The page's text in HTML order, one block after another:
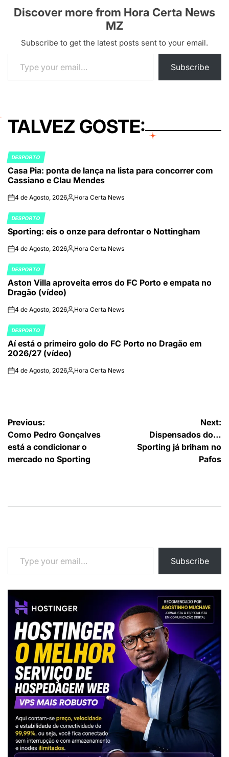
Discover more from Hora Certa News
MZ
Subscribe to get the latest posts sent to your email.
Type your email…
Subscribe
TALVEZ GOSTE:
POSTED
IN
DESPORTO
Casa Pia: ponta de lança na lista para concorrer com
Cassiano e Clau Mendes
on4 de Agosto, 2026Publicado
Hora Certa News
POSTED
IN
DESPORTO
Sporting: eis o onze para defrontar o Nottingham
on4 de Agosto, 2026Publicado
Hora Certa News
POSTED
IN
DESPORTO
Aston Villa aproveita erros do FC Porto e empata no
Dragão (vídeo)
on4 de Agosto, 2026Publicado
Hora Certa News
POSTED
IN
DESPORTO
Aí está o primeiro golo do FC Porto no Dragão em
2026/27 (vídeo)
on4 de Agosto, 2026Publicado
Hora Certa News
Navegação
de
artigos
Previous:
Como Pedro Gonçalves
está a condicionar o
mercado no Sporting
Next:
Dispensados do…
Sporting já briham no
Pafos
Type your email…
Subscribe